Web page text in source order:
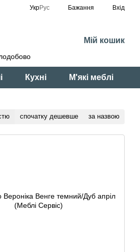
УкрРус Бажання Вхід
Мій кошик
Кухні М'які меблі
спочатку дешевше за назвою